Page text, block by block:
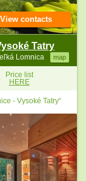
Tatry
Lomnica map
View contacts
Price list
HERE
- Vysoké Tatry“